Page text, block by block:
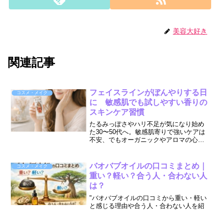
美容大好き
関連記事
コスメ・メイク
フェイスラインがぼんやりする日
に 敏感肌でも試しやすい香りの
スキンケア習慣
たるみっぽさやハリ不足が気になり始め
た30〜50代へ。敏感肌寄りで強いケアは
不安、でもオーガニックやアロマの心地
ルセラムで守る2ステップのトライアル
（約1週間）を紹介。特徴・使い方のポイ
ント・合わない時の注意点までわかりや
すくまとめます。
コスメ・メイク
バオバブオイルの口コミまとめ｜
重い？軽い？合う人・合わない人
は？
"バオバブオイルの口コミから重い・軽い
と感じる理由や合う人・合わない人を紹